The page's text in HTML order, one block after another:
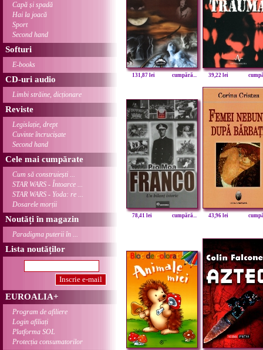
Capă și spadă
Hai la joacă
Sport
Second hand
Softuri
E-books
CD-uri audio
Limbi străine, dicționare
Reviste
Legislație, drept
Cuvinte încrucișate
Second hand
Cele mai cumpărate
Cum să construiești ...
STAR WARS - Întoarce ...
STAR WARS - Yoda: re ...
Dosarele morții
Noutăți în magazin
Paradigma puterii în ...
Lista noutăților
EUROALIA+
Program de afiliere
Login afiliați
Platforma SOL
Protecția consumatorilor
131,87 lei cumpără... 39,22 lei
78,41 lei cumpără... 43,96 lei